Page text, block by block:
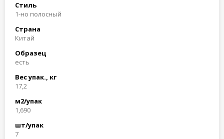
Стиль
1-но полосный
Страна
Китай
Образец
есть
Вес упак., кг
17,2
м2/упак
1,690
шт/упак
7